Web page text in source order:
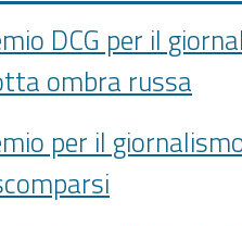
DCG per il
ombra russa
per il